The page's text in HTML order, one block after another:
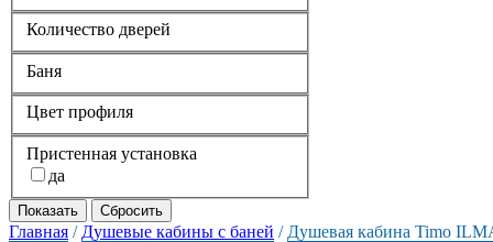
Количество дверей
Баня
Цвет профиля
Пристенная установка
да
Главная / Душевые кабины с баней / Душевая кабина Timo